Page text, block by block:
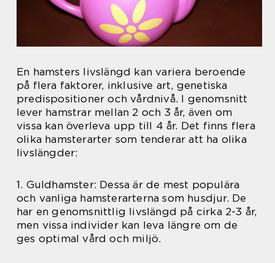
En hamsters livslängd kan variera beroende
på flera faktorer, inklusive art, genetiska
predispositioner och vårdnivå. I genomsnitt
lever hamstrar mellan 2 och 3 år, även om
vissa kan överleva upp till 4 år. Det finns flera
olika hamsterarter som tenderar att ha olika
livslängder:
1. Guldhamster: Dessa är de mest populära
och vanliga hamsterarterna som husdjur. De
har en genomsnittlig livslängd på cirka 2-3 år,
men vissa individer kan leva längre om de
ges optimal vård och miljö.